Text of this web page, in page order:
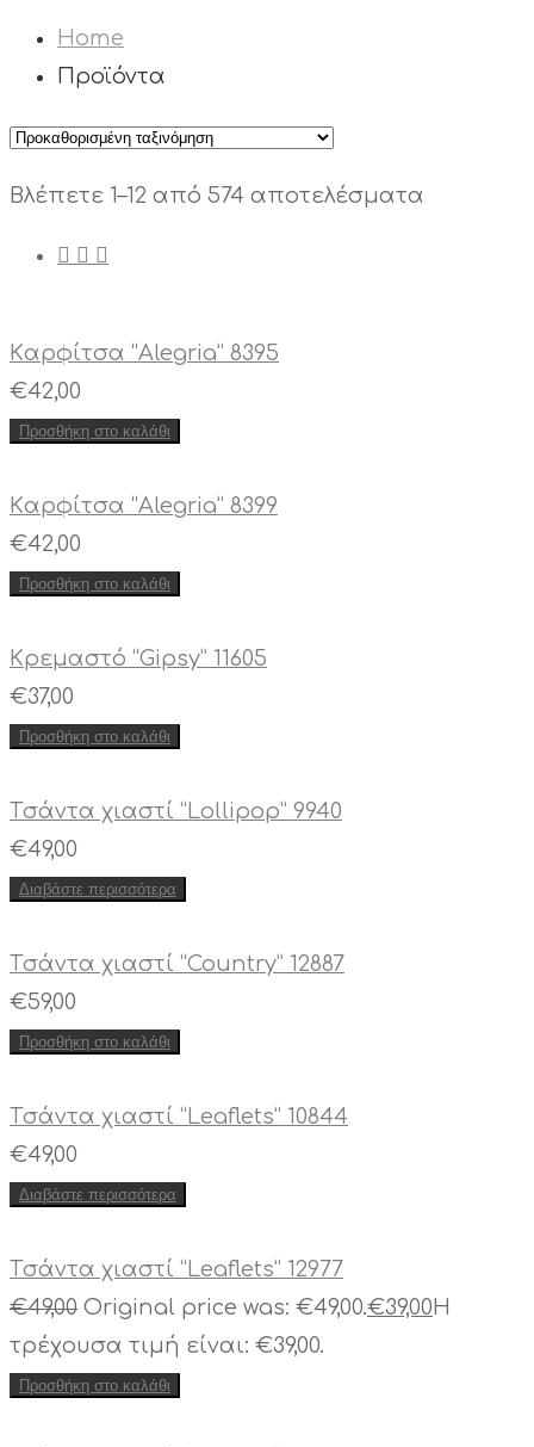
Home
Προϊόντα
Βλέπετε 1–12 από 574 αποτελέσματα
Kαρφίτσα “Alegria” 8395
€42,00
Προσθήκη στο καλάθι
Kαρφίτσα “Alegria” 8399
€42,00
Προσθήκη στο καλάθι
Kρεμαστό “Gipsy” 11605
€37,00
Προσθήκη στο καλάθι
Tσάντα χιαστί “Lollipop” 9940
€49,00
Διαβάστε περισσότερα
Tσάντα χιαστί “Country” 12887
€59,00
Προσθήκη στο καλάθι
Tσάντα χιαστί “Leaflets” 10844
€49,00
Διαβάστε περισσότερα
Tσάντα χιαστί “Leaflets” 12977
€49,00 Original price was: €49,00.€39,00 Η
τρέχουσα τιμή είναι: €39,00.
Προσθήκη στο καλάθι